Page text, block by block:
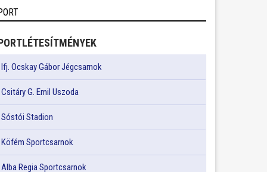
Ifj. Ocskay Gábor Jégcsarnok
Csitáry G. Emil Uszoda
Sóstói Stadion
Köfém Sportcsarnok
Alba Regia Sportcsarnok